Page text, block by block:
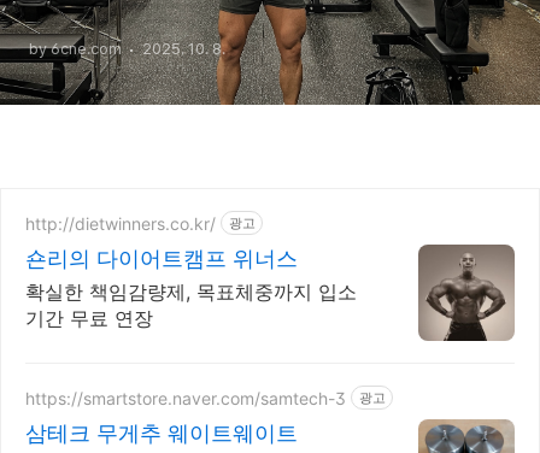
by 6cne.com 2025. 10. 8.
http://dietwinners.co.kr/ 광고
숀리의 다이어트캠프 위너스
확실한 책임감량제, 목표체중까지 입소
기간 무료 연장
https://smartstore.naver.com/samtech-3 광고
삼테크 무게추 웨이트웨이트